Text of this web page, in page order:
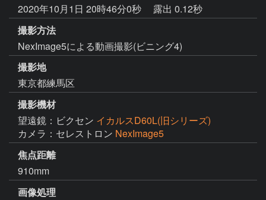
2020年10月1日 20時46分0秒
露出 0.12秒
撮影方法
NexImage5による動画撮影(ビニング4)
撮影地
東京都練馬区
撮影機材
望遠鏡：ビクセン イカルスD60L(旧シリーズ)
カメラ：セレストロン NexImage5
焦点距離
910mm
画像処理